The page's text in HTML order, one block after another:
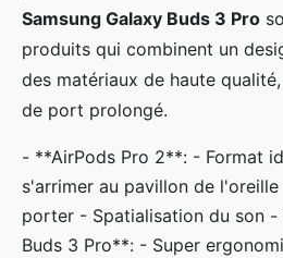
Samsung Galaxy Buds 3 Pro
produits qui combinent un
des matériaux de haute
de port prolongé.
- **AirPods Pro 2**: - Format
s'arrimer au pavillon de
porter - Spatialisation du son -
Buds 3 Pro**: - Super